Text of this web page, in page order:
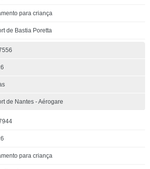
para criança
de Bastia Poretta
de Nantes - Aérogare
para criança